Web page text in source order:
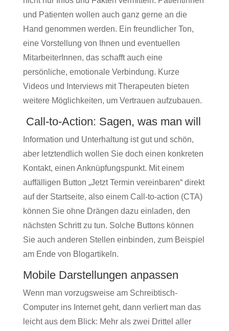
und Patienten wollen auch ganz gerne an die
Hand genommen werden. Ein freundlicher Ton,
eine Vorstellung von Ihnen und eventuellen
MitarbeiterInnen, das schafft auch eine
persönliche, emotionale Verbindung. Kurze
Videos und Interviews mit Therapeuten bieten
weitere Möglichkeiten, um Vertrauen aufzubauen.
Call-to-Action: Sagen, was man will
Information und Unterhaltung ist gut und schön,
aber letztendlich wollen Sie doch einen konkreten
Kontakt, einen Anknüpfungspunkt. Mit einem
auffälligen Button „Jetzt Termin vereinbaren“ direkt
auf der Startseite, also einem Call-to-action (CTA)
können Sie ohne Drängen dazu einladen, den
nächsten Schritt zu tun. Solche Buttons können
Sie auch anderen Stellen einbinden, zum Beispiel
am Ende von Blogartikeln.
Mobile Darstellungen anpassen
Wenn man vorzugsweise am Schreibtisch-
Computer ins Internet geht, dann verliert man das
leicht aus dem Blick: Mehr als zwei Drittel aller